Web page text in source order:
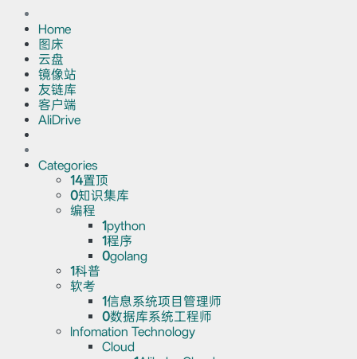
Home
图床
云盘
镜像站
友链库
客户端
AliDrive
Categories
14置顶
0知识集库
编程
1python
1程序
0golang
1科普
软考
1信息系统项目管理师
0数据库系统工程师
Infomation Technology
Cloud